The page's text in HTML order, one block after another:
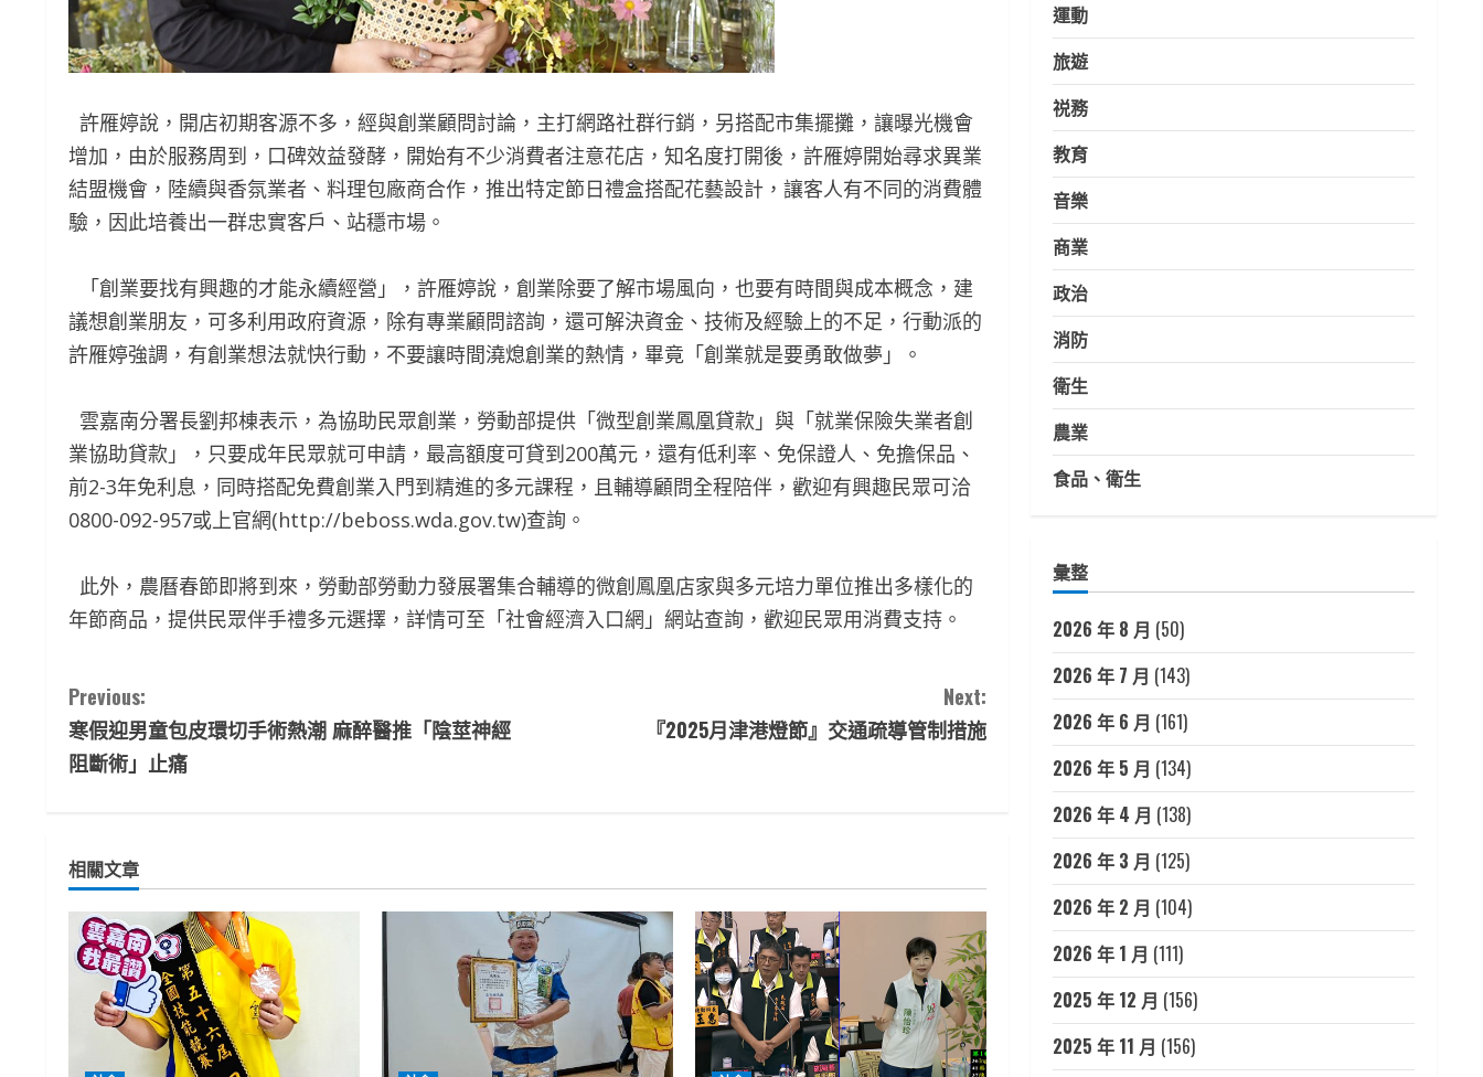
許雁婷說，開店初期客源不多，經與創業顧問討論，主打網路社群行銷，另搭配市集擺攤，讓曝光機會
增加，由於服務周到，口碑效益發酵，開始有不少消費者注意花店，知名度打開後，許雁婷開始尋求異業
結盟機會，陸續與香氛業者、料理包廠商合作，推出特定節日禮盒搭配花藝設計，讓客人有不同的消費體
驗，因此培養出一群忠實客戶、站穩市場。
「創業要找有興趣的才能永續經營」，許雁婷說，創業除要了解市場風向，也要有時間與成本概念，建
議想創業朋友，可多利用政府資源，除有專業顧問諮詢，還可解決資金、技術及經驗上的不足，行動派的
許雁婷強調，有創業想法就快行動，不要讓時間澆熄創業的熱情，畢竟「創業就是要勇敢做夢」。
雲嘉南分署長劉邦棟表示，為協助民眾創業，勞動部提供「微型創業鳳凰貸款」與「就業保險失業者創
業協助貸款」，只要成年民眾就可申請，最高額度可貸到200萬元，還有低利率、免保證人、免擔保品、
前2-3年免利息，同時搭配免費創業入門到精進的多元課程，且輔導顧問全程陪伴，歡迎有興趣民眾可洽
0800-092-957或上官網(http://beboss.wda.gov.tw)查詢。
此外，農曆春節即將到來，勞動部勞動力發展署集合輔導的微創鳳凰店家與多元培力單位推出多樣化的
年節商品，提供民眾伴手禮多元選擇，詳情可至「社會經濟入口網」網站查詢，歡迎民眾用消費支持。
C
o
i
n
u
Previous:
寒假迎男童包皮環切手術熱潮 麻醉醫推「陰莖神經
阻斷術」止痛
Next:
『2025月津港燈節』交通疏導管制措施
相關文章
運動
旅遊
祱務
教育
音樂
商業
政治
消防
衛生
農業
食品、衛生
彙整
2026 年 8 月 (50)
2026 年 7 月 (143)
2026 年 6 月 (161)
2026 年 5 月 (134)
2026 年 4 月 (138)
2026 年 3 月 (125)
2026 年 2 月 (104)
2026 年 1 月 (111)
2025 年 12 月 (156)
2025 年 11 月 (156)